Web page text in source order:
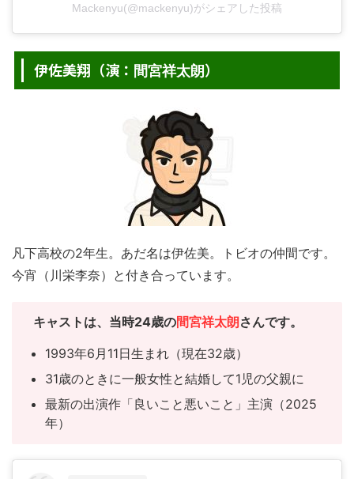
Mackenyu(@mackenyu)がシェアした投稿
伊佐美翔（演： 間宮祥太朗）
凡下高校の2年生。あだ名は伊佐美。トビオの仲間です。
今宵（川栄李奈）と付き合っています。
キャスト は、当時24歳の間宮祥太朗さんです。
1993年6月11日生まれ（現在32歳）
31歳のときに一般女性と結婚して1児の父親に
最新の出演作「良いこと悪いこと」主演（2025
年）